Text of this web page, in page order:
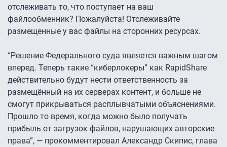
отслеживать то, что поступает на ваш
файлообменник? Пожалуйста! Отслеживайте
размещенные у вас файлы на сторонних ресурсах.
“Решение Федерального суда является важным шагом
вперед. Теперь такие “киберлокеры” как RapidShare
действительно будут нести ответственность за
размещённый на их серверах контент, и больше не
смогут прикрываться расплывчатыми объяснениями.
Прошло то время, когда можно было получать
прибыль от загрузок файлов, нарушающих авторские
права”, — прокомментировал Александр Скипис, глава